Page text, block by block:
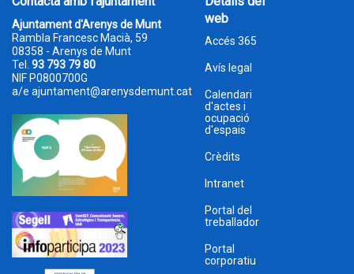
Ajuntament d'Arenys de Munt
Rambla Francesc Macià, 59
08358 - Arenys de Munt
Tel. 93 793 79 80
NIF P0800700G
a/e ajuntament@arenysdemunt.cat
web
Accés 365
Avís legal
Calendari
d'actes i
ocupació
d'espais
Crèdits
Intranet
Portal del
treballador
Portal
corporatiu